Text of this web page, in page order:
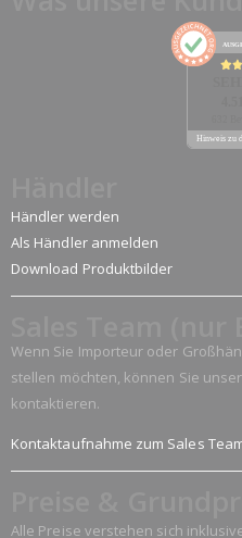
Hinweis zu
Händler werden
Als Händler anmelden
Download Produktbilder
Wenn Sie Importeur oder
stellen möchten, können Sie
kontaktieren.
Kontaktaufnahme zum Sales
Alle Preise verstehen sich